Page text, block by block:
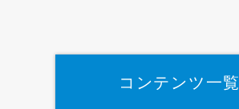
コンテンツ一覧